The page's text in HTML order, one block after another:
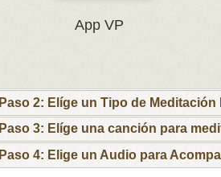
App VP
Paso 2: Elíge un Tipo de Meditación
Paso 3: Elíge una canción para
Paso 4: Elige un Audio para